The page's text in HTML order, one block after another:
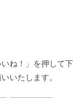
ね！」を押して下
いたします。